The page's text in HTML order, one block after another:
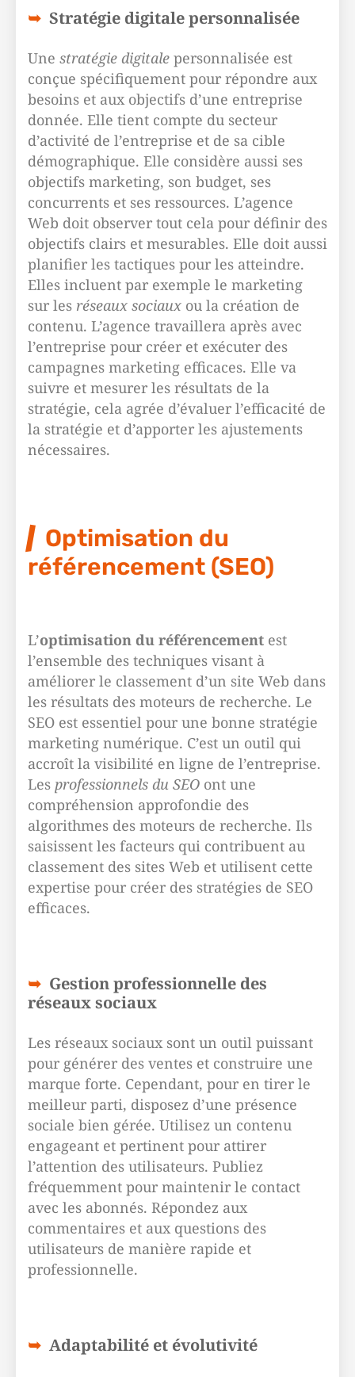
Stratégie digitale personnalisée
Une stratégie digitale personnalisée est
conçue spécifiquement pour répondre aux
besoins et aux objectifs d’une entreprise
donnée. Elle tient compte du secteur
d’activité de l’entreprise et de sa cible
démographique. Elle considère aussi ses
objectifs marketing, son budget, ses
concurrents et ses ressources. L’agence
Web doit observer tout cela pour définir des
objectifs clairs et mesurables. Elle doit aussi
planifier les tactiques pour les atteindre.
Elles incluent par exemple le marketing
sur les réseaux sociaux ou la création de
contenu. L’agence travaillera après avec
l’entreprise pour créer et exécuter des
campagnes marketing efficaces. Elle va
suivre et mesurer les résultats de la
stratégie, cela agrée d’évaluer l’efficacité de
la stratégie et d’apporter les ajustements
nécessaires.
Optimisation du
référencement (SEO)
L’optimisation du référencement est
l’ensemble des techniques visant à
améliorer le classement d’un site Web dans
les résultats des moteurs de recherche. Le
SEO est essentiel pour une bonne stratégie
marketing numérique. C’est un outil qui
accroît la visibilité en ligne de l’entreprise.
Les professionnels du SEO ont une
compréhension approfondie des
algorithmes des moteurs de recherche. Ils
saisissent les facteurs qui contribuent au
classement des sites Web et utilisent cette
expertise pour créer des stratégies de SEO
efficaces.
Gestion professionnelle des
réseaux sociaux
Les réseaux sociaux sont un outil puissant
pour générer des ventes et construire une
marque forte. Cependant, pour en tirer le
meilleur parti, disposez d’une présence
sociale bien gérée. Utilisez un contenu
engageant et pertinent pour attirer
l’attention des utilisateurs. Publiez
fréquemment pour maintenir le contact
avec les abonnés. Répondez aux
commentaires et aux questions des
utilisateurs de manière rapide et
professionnelle.
Adaptabilité et évolutivité